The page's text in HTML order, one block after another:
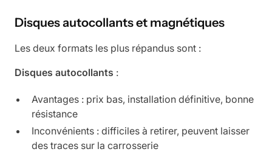
Disques autocollants et magnétiques
Les deux formats les plus répandus sont :
Disques autocollants :
Avantages : prix bas, installation définitive, bonne
résistance
Inconvénients : difficiles à retirer, peuvent laisser
des traces sur la carrosserie